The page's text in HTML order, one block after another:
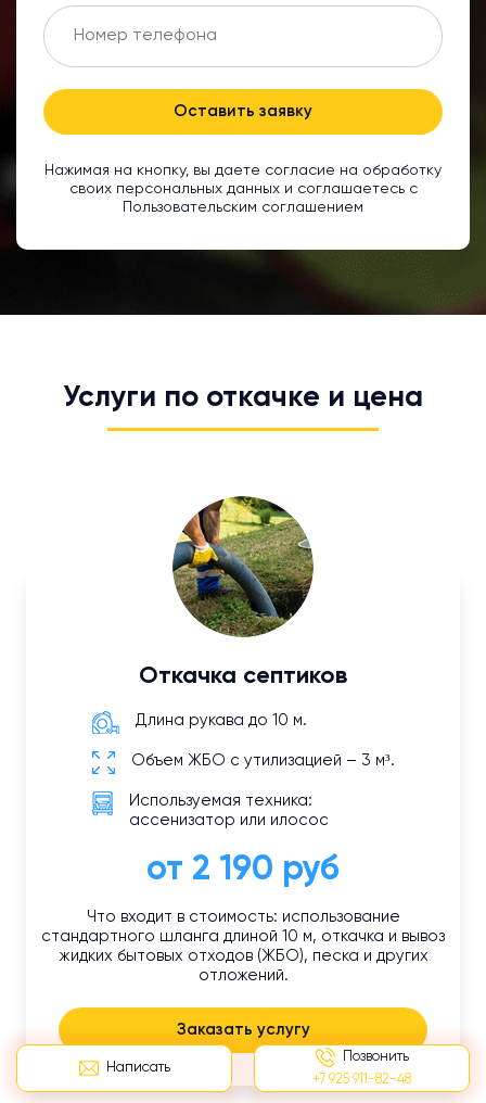
Написать
Позвонить
+7 925 911-82-48
Оставить заявку
Нажимая на кнопку, вы даете согласие на обработку
своих персональных данных и соглашаетесь с
Пользовательским соглашением
Услуги по откачке и цена
Откачка септиков
Длина рукава до 10 м.
Объем ЖБО с утилизацией – 3 м³.
Используемая техника:
ассенизатор или илосос
от 2 190 руб
Что входит в стоимость: использование
стандартного шланга длиной 10 м, откачка и вывоз
жидких бытовых отходов (ЖБО), песка и других
отложений.
Заказать услугу